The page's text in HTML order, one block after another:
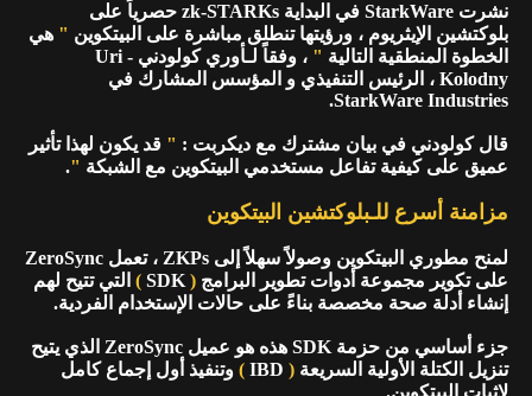
نشرت StarkWare في البداية zk-STARKs حصرياً على
بلوكتشين الإيثريوم ، ورؤيتها تنطلق مباشرة على البيتكوين " هي
الخطوة المنطقية التالية "
، وفقاً لـأوري كولودني - Uri
Kolodny ، الرئيس التنفيذي و المؤسس المشارك في
StarkWare Industries.
قال كولودني في بيان مشترك مع ديكربت : " قد يكون لهذا تأثير
عميق على كيفية تفاعل مستخدمي البيتكوين مع الشبكة "
.
مزامنة أسرع للـبلوكتشين البيتكوين
لمنح مطوري البيتكوين وصولاً سهلاً إلى ZKPs ، تعمل ZeroSync
على تكوير مجموعة أدوات تطوير البرامج (
) التي تتيح لهم
إنشاء أدلة صحة مخصصة بناءً على حالات الإستخدام الفردية.
جزء أساسي من حزمة SDK هذه هو عميل ZeroSync الذي يتيح
تنزيل الكتلة الأولية السريعة (
) وتنفيذ أول إجماع كامل